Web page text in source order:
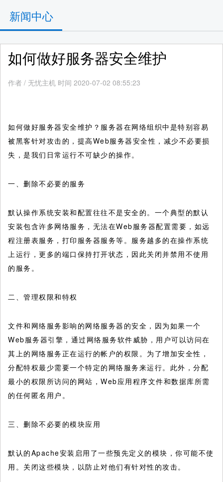
新闻中心
如何做好服务器安全维护
作者 / 无忧主机 时间 2020-07-02 08:55:23
如何做好服务器安全维护？服务器在网络组织中是特别容易
被黑客针对攻击的，提高Web服务器安全性，减少不必要损
失，是我们日常运行不可缺少的操作。
一、删除不必要的服务
默认操作系统安装和配置往往不是安全的。一个典型的默认
安装包含许多网络服务，无法在Web服务器配置需要，如远
程注册表服务，打印服务器服务等。服务越多的在操作系统
上运行，更多的端口保持打开状态，因此关闭并禁用不使用
的服务。
二、管理权限和特权
文件和网络服务影响的网络服务器的安全，因为如果一个
Web服务器引擎，通过网络服务软件威胁，用户可以访问在
其上的网络服务正在运行的帐户的权限。为了增加安全性，
分配特权最少需要一个特定的网络服务来运行。此外，分配
最小的权限所访问的网站，Web应用程序文件和数据库所需
的任何匿名用户。
三、删除不必要的模块应用
默认的Apache安装启用了一些预先定义的模块，你可能不使
用。关闭这些模块，以防止对他们有针对性的攻击。